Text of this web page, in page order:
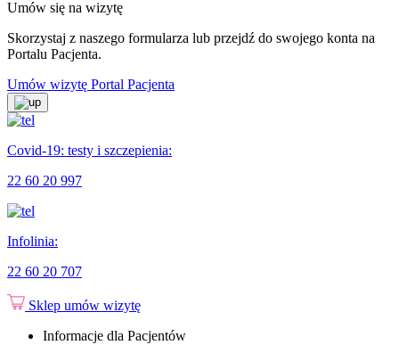
Umów się na wizytę
Skorzystaj z naszego formularza lub przejdź do swojego konta na
Portalu Pacjenta.
Umów wizytę Portal Pacjenta
Covid-19: testy i szczepienia:
22 60 20 997
Infolinia:
22 60 20 707
Sklep umów wizytę
Informacje dla Pacjentów